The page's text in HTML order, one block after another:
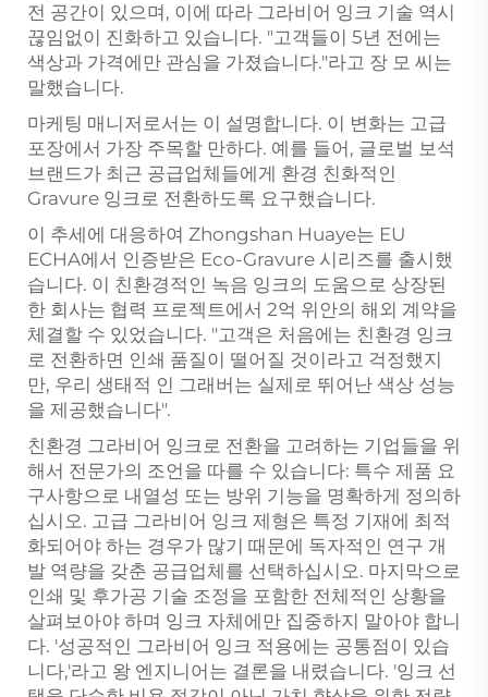
전 공간이 있으며, 이에 따라 그라비어 잉크 기술 역시
끊임없이 진화하고 있습니다. "고객들이 5년 전에는
색상과 가격에만 관심을 가졌습니다."라고 장 모 씨는
말했습니다.
마케팅 매니저로서는 이 설명합니다. 이 변화는 고급
포장에서 가장 주목할 만하다. 예를 들어, 글로벌 보석
브랜드가 최근 공급업체들에게 환경 친화적인
Gravure 잉크로 전환하도록 요구했습니다.
이 추세에 대응하여 Zhongshan Huaye는 EU
ECHA에서 인증받은 Eco-Gravure 시리즈를 출시했
습니다. 이 친환경적인 녹음 잉크의 도움으로 상장된
한 회사는 협력 프로젝트에서 2억 위안의 해외 계약을
체결할 수 있었습니다. "고객은 처음에는 친환경 잉크
로 전환하면 인쇄 품질이 떨어질 것이라고 걱정했지
만, 우리 생태적 인 그래버는 실제로 뛰어난 색상 성능
을 제공했습니다".
친환경 그라비어 잉크로 전환을 고려하는 기업들을 위
해서 전문가의 조언을 따를 수 있습니다: 특수 제품 요
구사항으로 내열성 또는 방위 기능을 명확하게 정의하
십시오. 고급 그라비어 잉크 제형은 특정 기재에 최적
화되어야 하는 경우가 많기 때문에 독자적인 연구 개
발 역량을 갖춘 공급업체를 선택하십시오. 마지막으로
인쇄 및 후가공 기술 조정을 포함한 전체적인 상황을
살펴보아야 하며 잉크 자체에만 집중하지 말아야 합니
다. '성공적인 그라비어 잉크 적용에는 공통점이 있습
니다,'라고 왕 엔지니어는 결론을 내렸습니다. '잉크 선